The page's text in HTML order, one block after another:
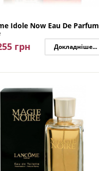
Idole Now Eau De Parfum
грн Докладніше...